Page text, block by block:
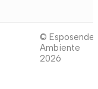
© Esposende
Ambiente
2026